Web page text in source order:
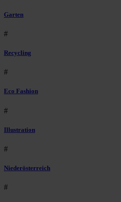
Garten
#
Recycling
#
Eco Fashion
#
Illustration
#
Niederösterreich
#